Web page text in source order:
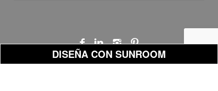
DISEÑA CON SUNROOM